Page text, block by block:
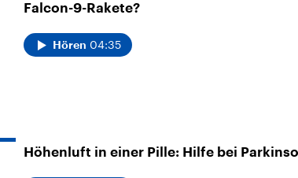
Falcon-9-Rakete?
Hören 04:35
Höhenluft in einer Pille: Hilfe bei